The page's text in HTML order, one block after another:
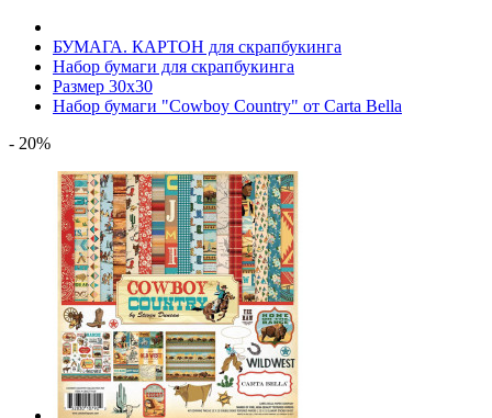
БУМАГА. КАРТОН для скрапбукинга
Набор бумаги для скрапбукинга
Размер 30х30
Набор бумаги "Cowboy Country" от Carta Bella
- 20%